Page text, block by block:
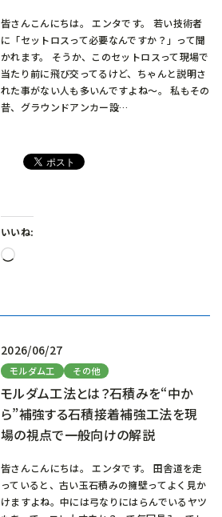
皆さんこんにちは。 エンタです。 若い技術者
に「セットロスって必要なんですか？」って聞
かれます。 そうか、このセットロスって現場で
当たり前に飛び交ってるけど、ちゃんと説明さ
れた事がない人も多いんですよね～。 私もその
昔、グラウンドアンカー設…
いいね:
読
2026/06/27
モルダム工 その他
モルダム工法とは？石積みを“中か
ら”補強する石積接着補強工法を現
場の視点で一般向けの解説
皆さんこんにちは。 エンタです。 田舎道を走
っていると、古い玉石積みの擁壁ってよく見か
けますよね。中には弓なりにはらんでいるヤツ